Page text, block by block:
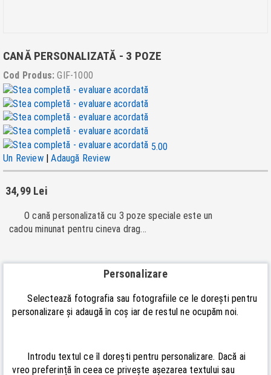
CANĂ PERSONALIZATĂ - 3 POZE
Cod Produs: GIF-1000
5.00
Un Review|Adaugă Review
34,99 Lei
O cană personalizată cu 3 poze speciale este un
cadou minunat pentru cineva drag...
Personalizare
Selectează fotografia sau fotografiile ce le dorești pentru
personalizare și adaugă în coș iar de restul ne ocupăm noi.
Introdu textul ce îl dorești pentru personalizare. Dacă ai
vreo preferință în ceea ce privește așezarea textului sau